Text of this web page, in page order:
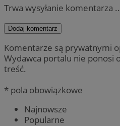
Trwa wysyłanie komentarza
Dodaj komentarz
Komentarze są prywatnymi
Wydawca portalu nie ponosi
treść.
* pola obowiązkowe
Najnowsze
Popularne